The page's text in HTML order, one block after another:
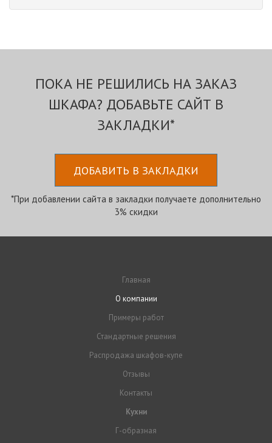
ПОКА НЕ РЕШИЛИСЬ НА ЗАКАЗ
ШКАФА? ДОБАВЬТЕ САЙТ В
ЗАКЛАДКИ*
ДОБАВИТЬ В ЗАКЛАДКИ
*При добавлении сайта в закладки получаете дополнительно
3% скидки
Главная
О компании
Примеры работ
Стандартные решения
Распродажа шкафов-купе
Отзывы
Контакты
Кухни
Г-образная